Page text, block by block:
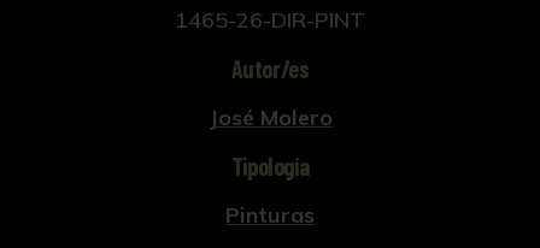
1465-26-DIR-PINT
Autor/es
José Molero
Tipología
Pinturas